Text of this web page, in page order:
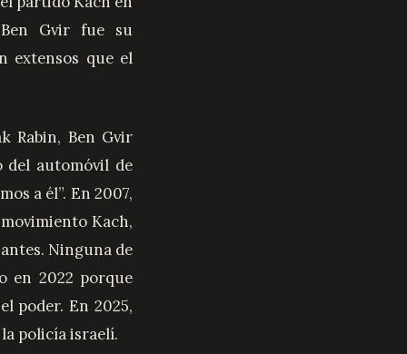
Gvir fue su
extensos que el
Rabin, Ben Gvir
del automóvil de
a él”. En 2007,
Kach,
Ninguna de
en 2022 porque
poder. En 2025,
policía israelí.